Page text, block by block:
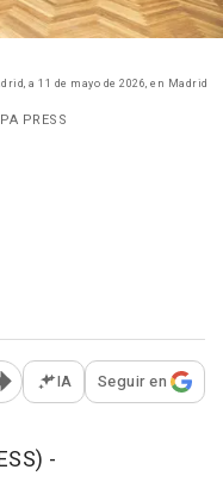
a 11 de mayo de 2026, en Madrid
PRESS
Abrir opciones para
IA Seguir en
-